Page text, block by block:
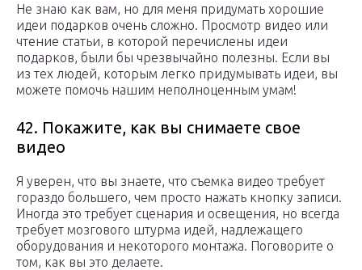
Не знаю как вам, но для меня придумать хорошие
идеи подарков очень сложно. Просмотр видео или
чтение статьи, в которой перечислены идеи
подарков, были бы чрезвычайно полезны. Если вы
из тех людей, которым легко придумывать идеи, вы
можете помочь нашим неполноценным умам!
42. Покажите, как вы снимаете свое
видео
Я уверен, что вы знаете, что съемка видео требует
гораздо большего, чем просто нажать кнопку записи.
Иногда это требует сценария и освещения, но всегда
требует мозгового штурма идей, надлежащего
оборудования и некоторого монтажа. Поговорите о
том, как вы это делаете.